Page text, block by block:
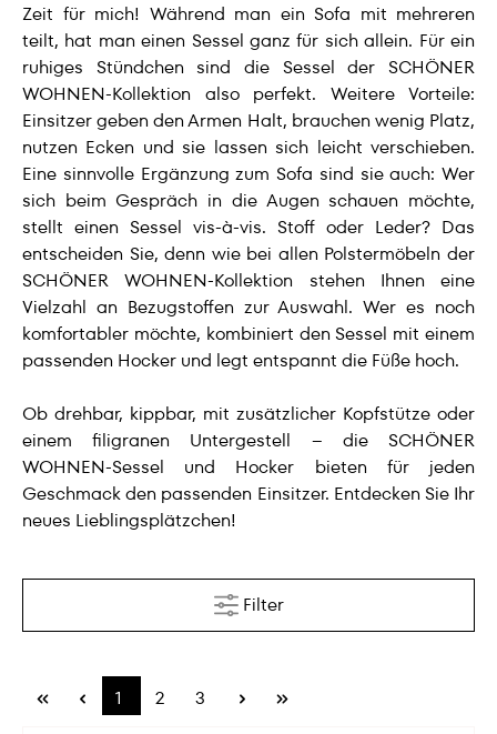
Zeit für mich! Während man ein Sofa mit mehreren
teilt, hat man einen Sessel ganz für sich allein. Für ein
ruhiges Stündchen sind die Sessel der SCHÖNER
WOHNEN-Kollektion also perfekt. Weitere Vorteile:
Einsitzer geben den Armen Halt, brauchen wenig Platz,
nutzen Ecken und sie lassen sich leicht verschieben.
Eine sinnvolle Ergänzung zum Sofa sind sie auch: Wer
sich beim Gespräch in die Augen schauen möchte,
stellt einen Sessel vis-à-vis. Stoff oder Leder? Das
entscheiden Sie, denn wie bei allen Polstermöbeln der
SCHÖNER WOHNEN-Kollektion stehen Ihnen eine
Vielzahl an Bezugstoffen zur Auswahl. Wer es noch
komfortabler möchte, kombiniert den Sessel mit einem
passenden Hocker und legt entspannt die Füße hoch.
Ob drehbar, kippbar, mit zusätzlicher Kopfstütze oder
einem filigranen Untergestell – die SCHÖNER
WOHNEN-Sessel und Hocker bieten für jeden
Geschmack den passenden Einsitzer. Entdecken Sie Ihr
neues Lieblingsplätzchen!
Filter
1 2 3